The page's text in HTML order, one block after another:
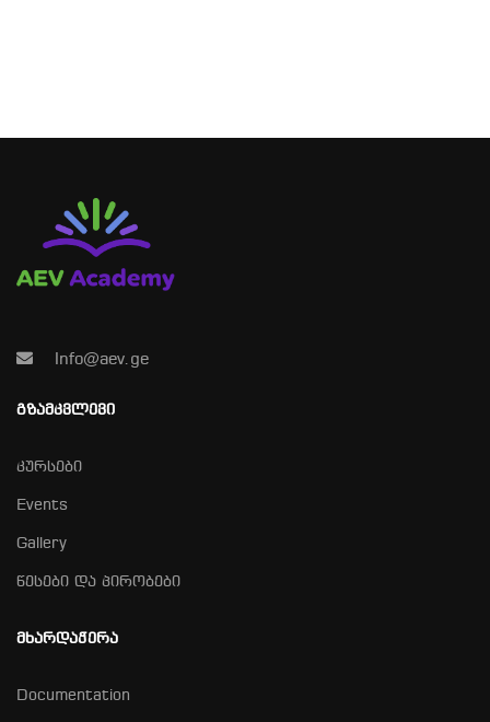
Info@aev.ge
ᲒᲖᲐᲛᲙᲕᲚᲔᲕᲘ
კურსები
Events
Gallery
წესები და პირობები
ᲛᲮᲐᲠᲓᲐᲭᲔᲠᲐ
Documentation